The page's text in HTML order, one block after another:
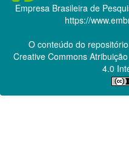
Empresa Brasileira de
https://
O conteúdo do
Creative CommonsAtribuição
4.0